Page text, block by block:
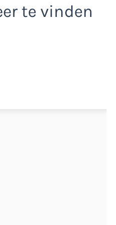
te vinden